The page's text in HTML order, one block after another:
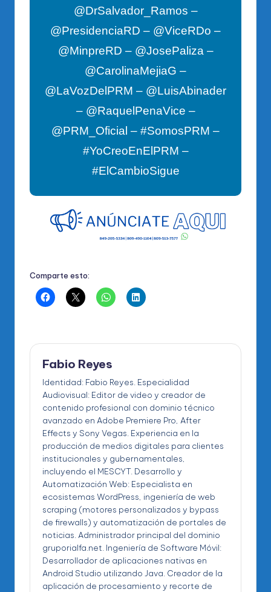
@DrSalvador_Ramos –
@PresidenciaRD – @ViceRDo –
@MinpreRD – @JosePaliza –
@CarolinaMejiaG –
@LaVozDelPRM – @LuisAbinader
– @RaquelPenaVice –
@PRM_Oficial – #SomosPRM –
#YoCreoEnElPRM –
#ElCambioSigue
Comparte esto:
Fabio Reyes
Identidad: Fabio Reyes. Especialidad
Audiovisual: Editor de video y creador de
contenido profesional con dominio técnico
avanzado en Adobe Premiere Pro, After
Effects y Sony Vegas. Experiencia en la
producción de medios digitales para clientes
institucionales y gubernamentales,
incluyendo el MESCYT. Desarrollo y
Automatización Web: Especialista en
ecosistemas WordPress, ingeniería de web
scraping (motores personalizados y bypass
de firewalls) y automatización de portales de
noticias. Administrador principal del dominio
gruporialfa.net. Ingeniería de Software Móvil:
Desarrollador de aplicaciones nativas en
Android Studio utilizando Java. Creador de la
aplicación de procesamiento y recorte de